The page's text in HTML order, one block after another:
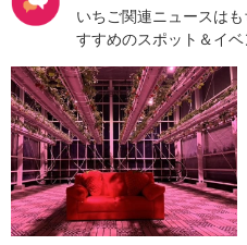
いちご関連ニュースは
すすめのスポット＆イ